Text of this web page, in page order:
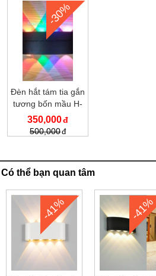
-30%
Đèn hắt tám tia gắn
tương bốn mầu H-
107
350,000
500,000
Có thể bạn quan tâm
-41% -41%